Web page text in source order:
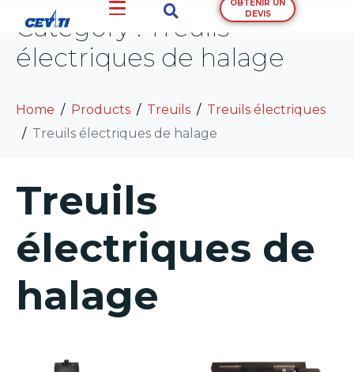
OBTENIR UN
DEVIS
Category : Treuils
électriques de halage
Home Products Treuils
Treuils électriques
Treuils électriques de halage
Treuils
électriques de
halage